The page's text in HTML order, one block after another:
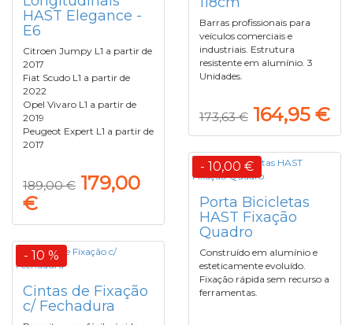
Barras profissionais para
veículos comerciais e
industriais. Estrutura
resistente em alumínio. 3
Unidades.
173,63 € 164,95 €
HAST Elegance -
E6
Citroen Jumpy L1 a partir de
2017
Fiat Scudo L1 a partir de
2022
Opel Vivaro L1 a partir de
2019
Peugeot Expert L1 a partir de
2017
189,00 € 179,00
€
- 10,00 €
Porta Bicicletas
HAST Fixação
Quadro
Construído em alumínio e
esteticamente evoluído.
Fixação rápida sem recurso a
ferramentas.
- 10 %
Cintas de Fixação
c/ Fechadura